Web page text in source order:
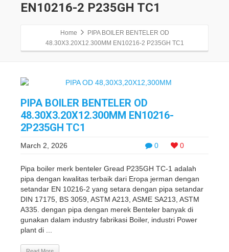
EN10216-2 P235GH TC1
Home
PIPA BOILER BENTELER OD
48.30X3.20X12.300MM EN10216-2 P235GH TC1
PIPA BOILER BENTELER OD
48.30X3.20X12.300MM EN10216-
2P235GH TC1
0 0
March 2, 2026
Pipa boiler merk benteler Gread P235GH TC-1 adalah
pipa dengan kwalitas terbaik dari Eropa jerman dengan
setandar EN 10216-2 yang setara dengan pipa setandar
DIN 17175, BS 3059, ASTM A213, ASME SA213, ASTM
A335. dengan pipa dengan merek Benteler banyak di
gunakan dalam industry fabrikasi Boiler, industri Power
plant di ...